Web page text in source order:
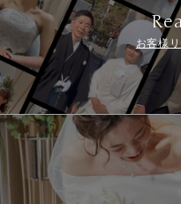
お客様